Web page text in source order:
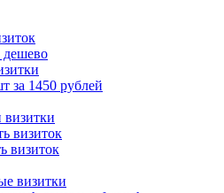
дешево
за 1450 рублей
визитки
визиток
визиток
визитки